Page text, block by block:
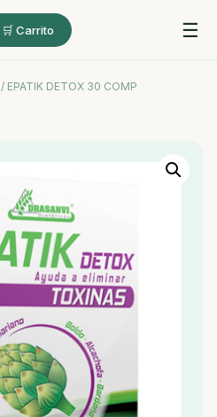
🛒 Carrito ☰
/ EPATIK DETOX 30 COMP